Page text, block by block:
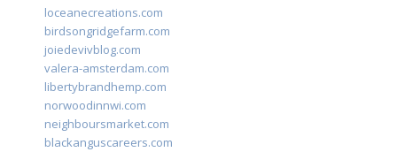
loceanecreations.com
birdsongridgefarm.com
joiedevivblog.com
valera-amsterdam.com
libertybrandhemp.com
norwoodinnwi.com
neighboursmarket.com
blackanguscareers.com